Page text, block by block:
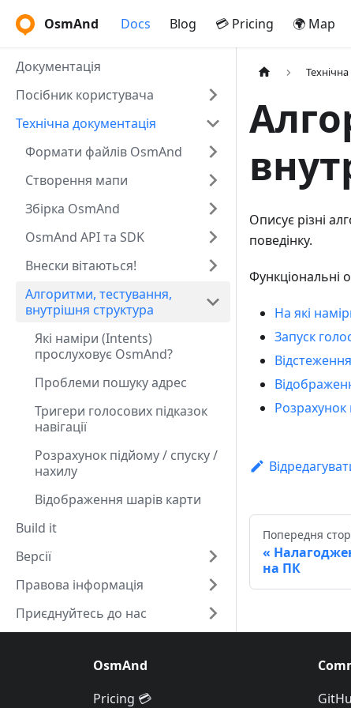
OsmAnd Docs Blog 💳 Pricing 🌍 Map
Документація
Посібник користувача
Технічна документація
Формати файлів OsmAnd
Створення мапи
Збірка OsmAnd
OsmAnd API та SDK
Внески вітаються!
Алгоритми, тестування,
внутрішня структура
Які наміри (Intents)
прослуховує OsmAnd?
Проблеми пошуку адрес
Тригери голосових підказок
навігації
Розрахунок підйому / спуску /
нахилу
Відображення шарів карти
Build it
Версії
Правова інформація
Приєднуйтесь до нас
Описує різні
поведінку.
Функціональні
На які
Запуск
Розрахунок
Попередня
на ПК
OsmAnd
Pricing 💳